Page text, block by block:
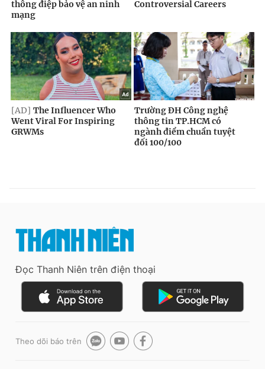
Đọc Thanh Niên trên điện thoại
Theo dõi báo trên